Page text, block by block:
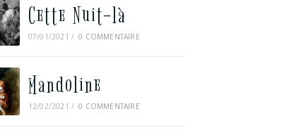
Cette Nuit-là
07/01/2021 / 0 COMMENTAIRE
Mandoline
12/02/2021 / 0 COMMENTAIRE